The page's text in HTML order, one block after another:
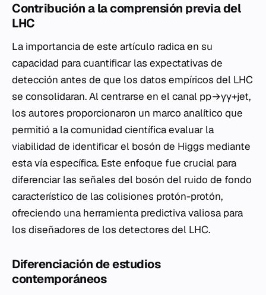
Contribución a la comprensión previa del
LHC
La importancia de este artículo radica en su
capacidad para cuantificar las expectativas de
detección antes de que los datos empíricos del LHC
se consolidaran. Al centrarse en el canal pp→γγ+jet,
los autores proporcionaron un marco analítico que
permitió a la comunidad científica evaluar la
viabilidad de identificar el bosón de Higgs mediante
esta vía específica. Este enfoque fue crucial para
diferenciar las señales del bosón del ruido de fondo
característico de las colisiones protón-protón,
ofreciendo una herramienta predictiva valiosa para
los diseñadores de los detectores del LHC.
Diferenciación de estudios
contemporáneos